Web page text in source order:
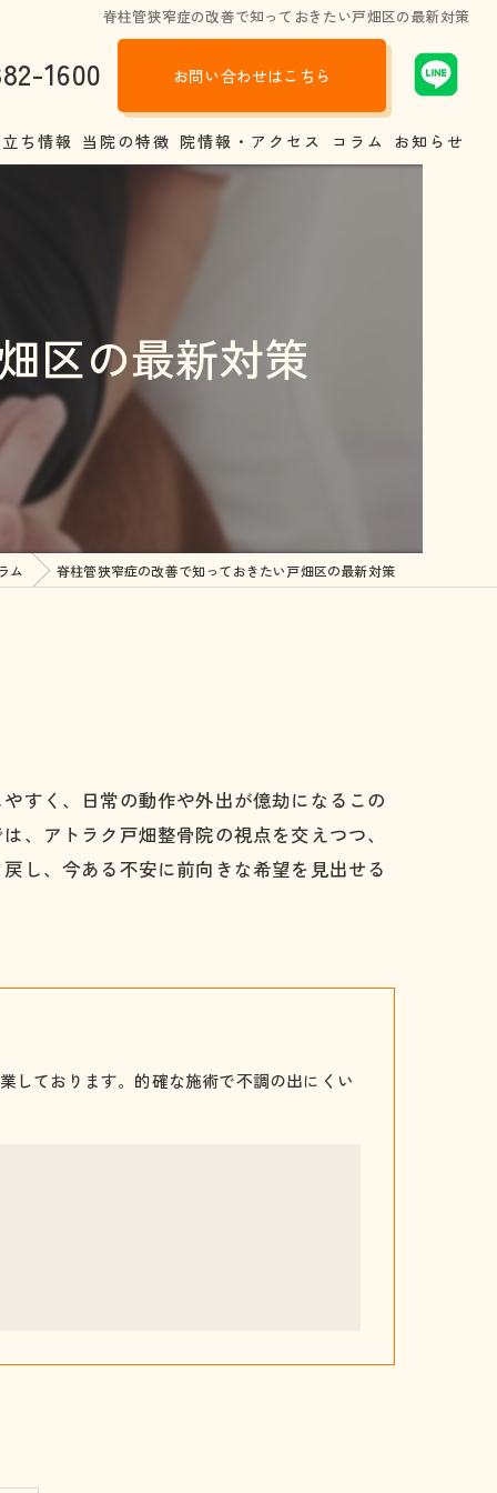
脊柱管狭窄症の改善で知っておきたい戸畑区の最新対策
1600 お問い合わせはこちら
ち情報
の真相
中、産後いつから整体は受けられるの？
のあれこれ
体にはどんな効果があるの？？
について…
当院の特徴
股関節
四十肩
院情報・アクセス コラム お知らせ
区の最新対策
ム 脊柱管狭窄症の改善で知っておきたい戸畑区の最新対策
すく、日常の動作や外出が億劫になるこの
、アトラク戸畑整骨院の視点を交えつつ、
し、今ある不安に前向きな希望を見出せる
しております。的確な施術で不調の出にくい